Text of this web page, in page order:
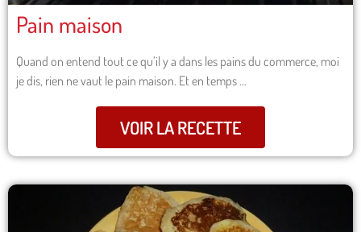
Pain maison
Quand on entend tout ce qu’il y a dans les pains du commerce, moi
je dis, rien ne vaut le pain maison. Et en temps …
VOIR LA RECETTE